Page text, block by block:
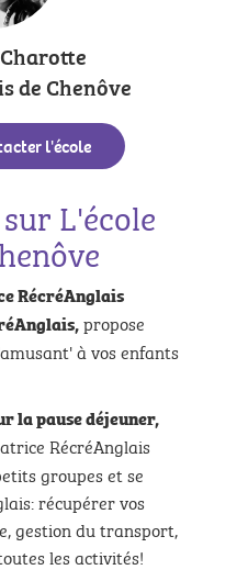
de Chenôve
l'école
L'école
RécréAnglais
propose
à vos enfants
la pause déjeuner,
RécréAnglais
groupes et se
récupérer vos
gestion du transport,
les activités!